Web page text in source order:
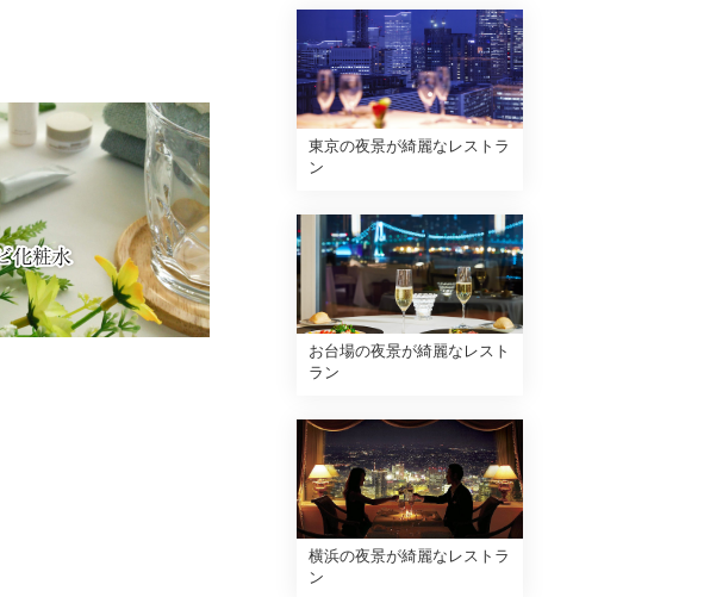
東京の夜景が綺麗なレストラ
ン
お台場の夜景が綺麗なレスト
ラン
横浜の夜景が綺麗なレストラ
ン